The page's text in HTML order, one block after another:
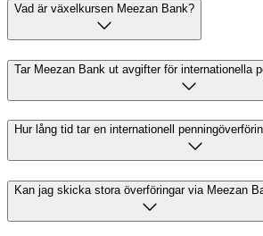
Vad är växelkursen Meezan Bank?
Tar Meezan Bank ut avgifter för internationella
Hur lång tid tar en internationell
Kan jag skicka stora överföringar via Meezan